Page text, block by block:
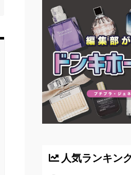
人気ランキン